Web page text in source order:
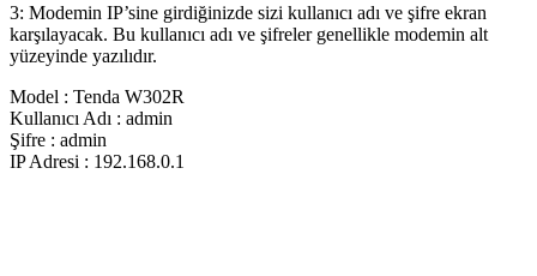
3: Modemin IP’sine girdiğinizde sizi kullanıcı adı ve şifre ekran
karşılayacak. Bu kullanıcı adı ve şifreler genellikle modemin alt
yüzeyinde yazılıdır.
Model : Tenda W302R
Kullanıcı Adı : admin
Şifre : admin
IP Adresi : 192.168.0.1